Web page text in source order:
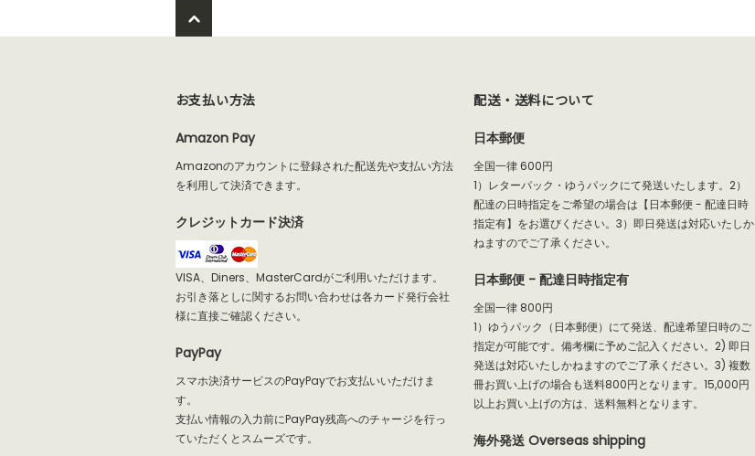
お支払い方法
Amazon Pay
Amazonのアカウントに登録された配送先や支払い方法
を利用して決済できます。
クレジットカード決済
VISA、Diners、MasterCardがご利用いただけます。
お引き落としに関するお問い合わせは各カード発行会社
様に直接ご確認ください。
PayPay
スマホ決済サービスのPayPayでお支払いいただけま
す。
支払い情報の入力前にPayPay残高へのチャージを行っ
ていただくとスムーズです。
配送・送料について
日本郵便
全国一律 600円
1）レターパック・ゆうパックにて発送いたします。2）
配達の日時指定をご希望の場合は【日本郵便 - 配達日時
指定有】をお選びください。3）即日発送は対応いたしか
ねますのでご了承ください。
日本郵便 - 配達日時指定有
全国一律 800円
1）ゆうパック（日本郵便）にて発送、配達希望日時のご
指定が可能です。備考欄に予めご記入ください。2) 即日
発送は対応いたしかねますのでご了承ください。3) 複数
冊お買い上げの場合も送料800円となります。15,000円
以上お買い上げの方は、送料無料となります。
海外発送 Overseas shipping